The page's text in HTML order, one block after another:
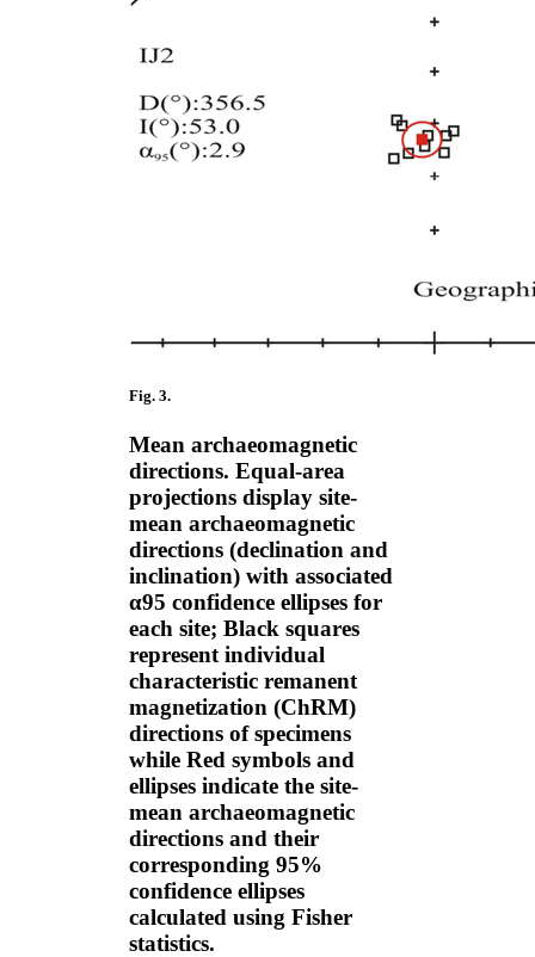
Fig. 3.
Mean archaeomagnetic
directions. Equal-area
projections display site-
mean archaeomagnetic
directions (declination and
inclination) with associated
α95 confidence ellipses for
each site; Black squares
represent individual
characteristic remanent
magnetization (ChRM)
directions of specimens
while Red symbols and
ellipses indicate the site-
mean archaeomagnetic
directions and their
corresponding 95%
confidence ellipses
calculated using Fisher
statistics.